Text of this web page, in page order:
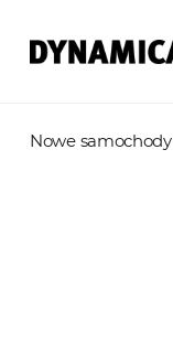
Nowe samochody